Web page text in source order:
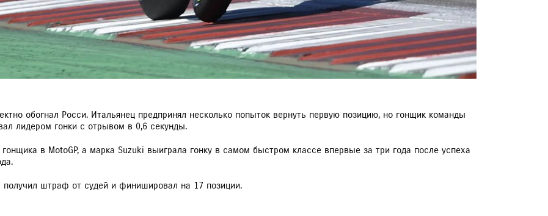
обогнал Росси. Итальянец предпринял несколько попыток вернуть первую позицию, но гонщик команды
лидером гонки с отрывом в 0,6 секунды.
в MotoGP, а марка Suzuki выиграла гонку в самом быстром классе впервые за три года после успеха
штраф от судей и финишировал на 17 позиции.